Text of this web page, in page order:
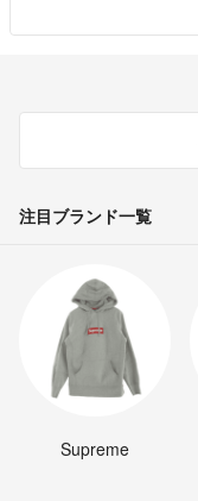
注目ブランド一覧
Supreme